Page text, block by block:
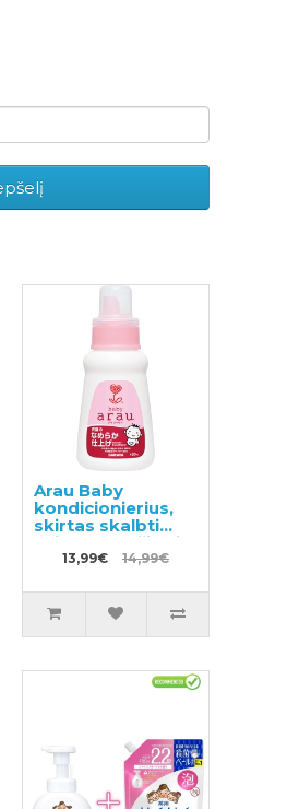
Arau Baby
kondicionierius,
skirtas skalbti
vaikų drabužius ir
kitus skalbinius
13,99€ 14,99€